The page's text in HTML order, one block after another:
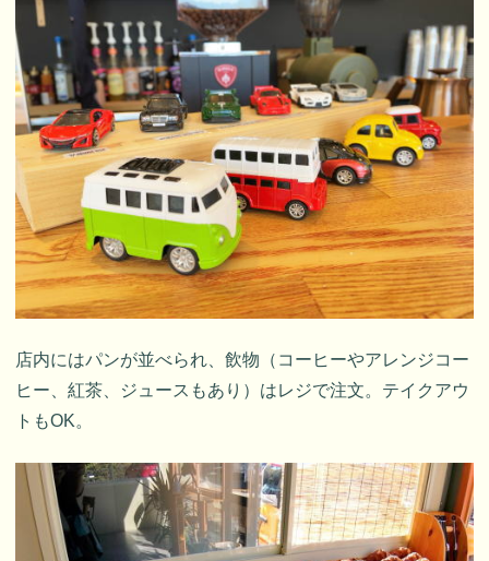
店内にはパンが並べられ、飲物（コーヒーやアレンジコー
ヒー、紅茶、ジュースもあり）はレジで注文。テイクアウ
トもOK。